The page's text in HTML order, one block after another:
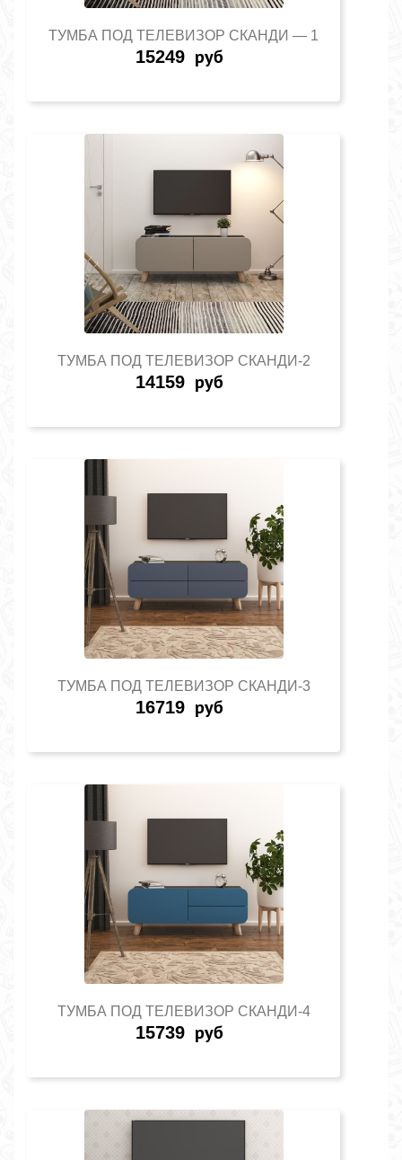
ТУМБА ПОД ТЕЛЕВИЗОР СКАНДИ — 1
15249 руб
ТУМБА ПОД ТЕЛЕВИЗОР СКАНДИ-2
14159 руб
ТУМБА ПОД ТЕЛЕВИЗОР СКАНДИ-3
16719 руб
ТУМБА ПОД ТЕЛЕВИЗОР СКАНДИ-4
15739 руб